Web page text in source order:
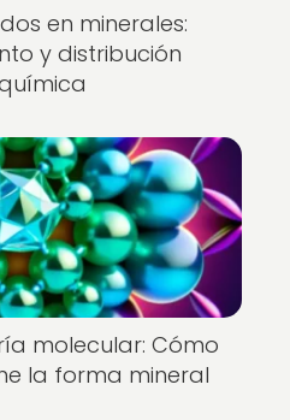
en minerales:
y distribución
molecular: Cómo
la forma mineral